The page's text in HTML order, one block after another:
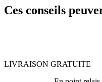
Ces conseils
LIVRAISON GRATUITE